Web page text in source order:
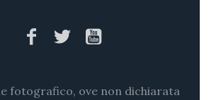
fotografico, ove non dichiarata